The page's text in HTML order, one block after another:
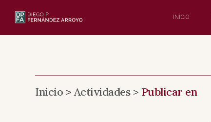
INICIO
Inicio >Actividades > Publicar en